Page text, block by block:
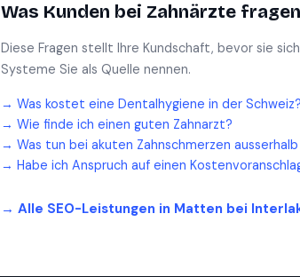
Was Kunden bei Zahnärzte fragen
Diese Fragen stellt Ihre Kundschaft, bevor sie
Systeme Sie als Quelle nennen.
→ Was kostet eine Dentalhygiene in der Schweiz?
→ Wie finde ich einen guten Zahnarzt?
→ Was tun bei akuten Zahnschmerzen
→ Habe ich Anspruch auf einen
→ Alle SEO-Leistungen in Matten bei